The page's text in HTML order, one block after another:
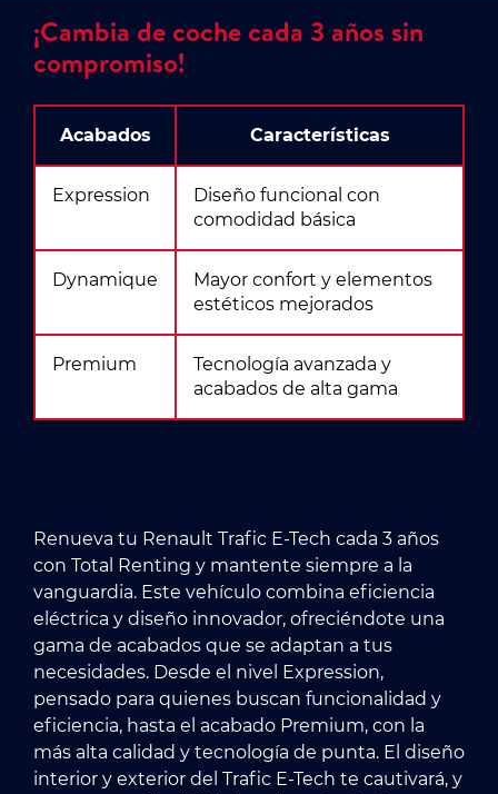
¡Cambia de coche cada 3 años sin
compromiso!
Acabados Características
Expression
Diseño funcional con
comodidad básica
Dynamique
Mayor confort y elementos
estéticos mejorados
Premium
Tecnología avanzada y
acabados de alta gama
Renueva tu Renault Trafic E-Tech cada 3 años
con Total Renting y mantente siempre a la
vanguardia. Este vehículo combina eficiencia
eléctrica y diseño innovador, ofreciéndote una
gama de acabados que se adaptan a tus
necesidades. Desde el nivel Expression,
pensado para quienes buscan funcionalidad y
eficiencia, hasta el acabado Premium, con la
más alta calidad y tecnología de punta. El diseño
interior y exterior del Trafic E-Tech te cautivará, y